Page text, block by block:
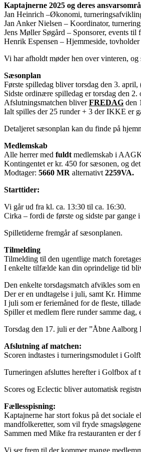
Kaptajnerne 2025 og deres
Jan Heinrich –Økonomi,
Jan Anker Nielsen – Koordinator,
Jens Møller Søgård – Sponsorer, events
Henrik Espensen – Hjemmeside,
Vi har afholdt møder hen over vinteren,
Sæsonplan
Første spilledag bliver torsdag den 3.
Sidste ordinære spilledag er torsdag den 2.
Afslutningsmatchen bliverFREDAG den
Ialt spilles der 25 runder + 3 der IKKE er
Detaljeret sæsonplan kan du finde på
Medlemskab
Alle herrer med fuldt medlemskab i
Kontingentet er kr. 450 for sæsonen, og
Modtager: 5660 MR alternativt 2259VA.
Starttider:
Vi går ud fra kl. ca. 13:30 til ca. 16:30.
Cirka – fordi de første og sidste par
Spilletiderne fremgår af sæsonplanen.
Tilmelding
Tilmelding til den ugentlige match
I enkelte tilfælde kan din oprindelige tid
Den enkelte torsdagsmatch afvikles som
Der er en undtagelse i juli, samt Kr.
I juli som er feriemåned for de fleste,
Spiller et medlem flere runder samme
Torsdag den 17. juli er der ”Åbne Aalborg
Afslutning af matchen:
Scoren indtastes i turneringsmodulet i
Turneringen afsluttes herefter i Golfbox af
Scores og Eclectic bliver automatisk
Fællesspisning:
Kaptajnerne har stort fokus på det sociale
mandfolkeretter, som vil fryde
Sammen med Mike fra restauranten er der
Vi ser frem til der kommer mange